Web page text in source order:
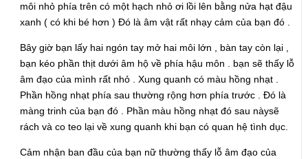
môi nhỏ phía trên có một hạch nhỏ ơi lồi lên bằng nửa hạt đậu
xanh ( có khi bé hơn ) Đó là âm vật rất nhạy cảm của bạn đó .
Bây giờ bạn lấy hai ngón tay mở hai môi lớn , bàn tay còn lại ,
bạn kéo phần thịt dưới âm hộ về phía hậu môn . bạn sẽ thấy lỗ
âm đạo của mình rất nhỏ . Xung quanh có màu hồng nhạt .
Phần hồng nhạt phía sau thường rộng hơn phía trước . Đó là
màng trinh của bạn đó . Phần màu hồng nhạt đó sau nàysẽ
rách và co teo lại về xung quanh khi bạn có quan hệ tình dục.
Cảm nhận ban đầu của bạn nữ thường thấy lỗ âm đạo của